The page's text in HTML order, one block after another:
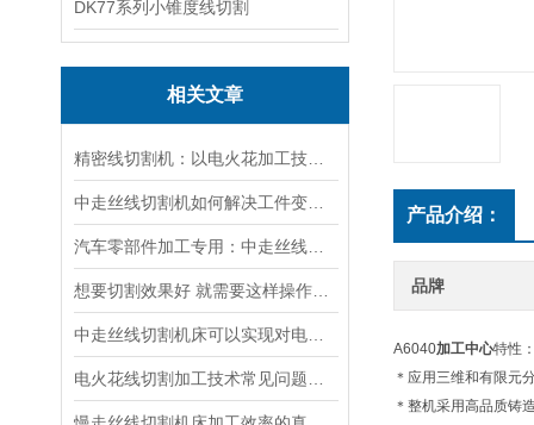
DK77系列小锥度线切割
相关文章
产品介绍：
品牌
A6040加工中心特性
＊应用三维和有限元
＊整机采用高品质铸